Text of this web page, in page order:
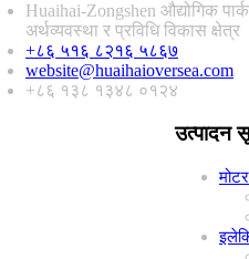
Huaihai-Zongshen औद्योगिक
अर्थव्यवस्था र प्रविधि विकास क्षेत्र
+८६ ५१६ ८२१६ ५८६७
website@huaihaioversea.com
+८६ १३८ १३४८ ०१२४
उत्पादन